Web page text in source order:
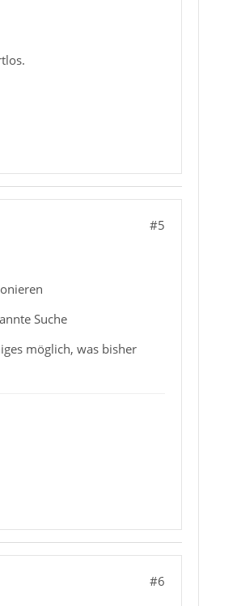
#5
Suche
möglich, was bisher
#6